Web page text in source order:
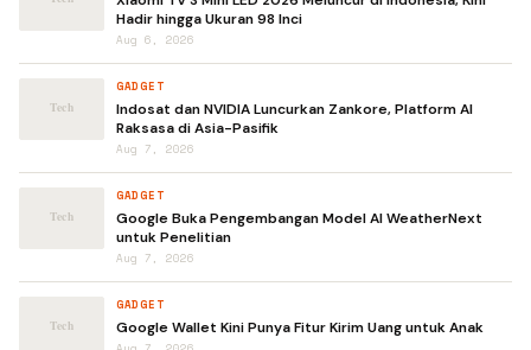
Hadir hingga Ukuran 98 Inci
Aug 6, 2026
GADGET
Indosat dan NVIDIA Luncurkan Zankore, Platform AI
Raksasa di Asia-Pasifik
Aug 7, 2026
GADGET
Google Buka Pengembangan Model AI WeatherNext
untuk Penelitian
Aug 7, 2026
GADGET
Google Wallet Kini Punya Fitur Kirim Uang untuk Anak